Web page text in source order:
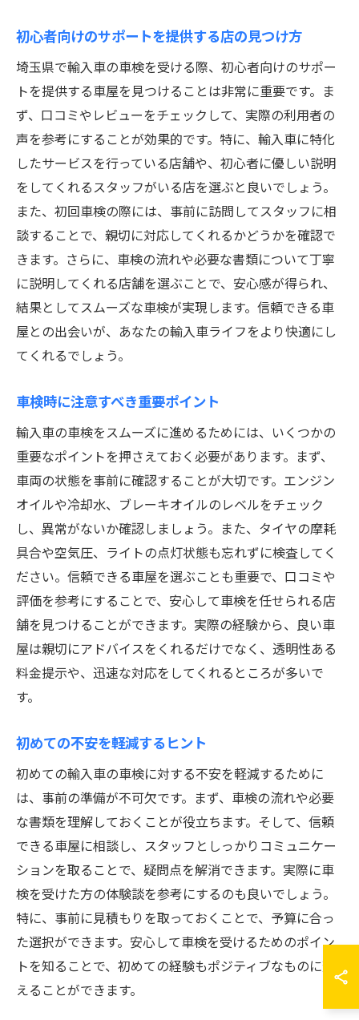
初心者向けのサポートを提供する店の見つけ方
埼玉県で輸入車の車検を受ける際、初心者向けのサポー
トを提供する車屋を見つけることは非常に重要です。ま
ず、口コミやレビューをチェックして、実際の利用者の
声を参考にすることが効果的です。特に、輸入車に特化
したサービスを行っている店舗や、初心者に優しい説明
をしてくれるスタッフがいる店を選ぶと良いでしょう。
また、初回車検の際には、事前に訪問してスタッフに相
談することで、親切に対応してくれるかどうかを確認で
きます。さらに、車検の流れや必要な書類について丁寧
に説明してくれる店舗を選ぶことで、安心感が得られ、
結果としてスムーズな車検が実現します。信頼できる車
屋との出会いが、あなたの輸入車ライフをより快適にし
てくれるでしょう。
車検時に注意すべき重要ポイント
輸入車の車検をスムーズに進めるためには、いくつかの
重要なポイントを押さえておく必要があります。まず、
車両の状態を事前に確認することが大切です。エンジン
オイルや冷却水、ブレーキオイルのレベルをチェック
し、異常がないか確認しましょう。また、タイヤの摩耗
具合や空気圧、ライトの点灯状態も忘れずに検査してく
ださい。信頼できる車屋を選ぶことも重要で、口コミや
評価を参考にすることで、安心して車検を任せられる店
舗を見つけることができます。実際の経験から、良い車
屋は親切にアドバイスをくれるだけでなく、透明性ある
料金提示や、迅速な対応をしてくれるところが多いで
す。
初めての不安を軽減するヒント
初めての輸入車の車検に対する不安を軽減するために
は、事前の準備が不可欠です。まず、車検の流れや必要
な書類を理解しておくことが役立ちます。そして、信頼
できる車屋に相談し、スタッフとしっかりコミュニケー
ションを取ることで、疑問点を解消できます。実際に車
検を受けた方の体験談を参考にするのも良いでしょう。
特に、事前に見積もりを取っておくことで、予算に合っ
た選択ができます。安心して車検を受けるためのポイン
トを知ることで、初めての経験もポジティブなものに変
えることができます。